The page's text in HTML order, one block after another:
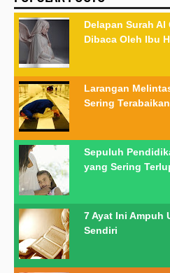
Delapan Surah Al
Dibaca Oleh Ibu
Larangan
Sering Terabaikan
Sepuluh
yang Sering
7 Ayat Ini Ampuh
Sendiri